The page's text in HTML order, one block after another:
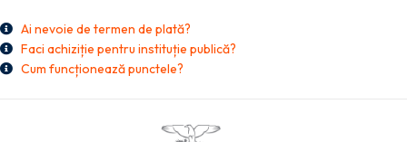
Ai nevoie de termen de plată?
Faci achiziție pentru instituție publică?
Cum funcționează punctele?